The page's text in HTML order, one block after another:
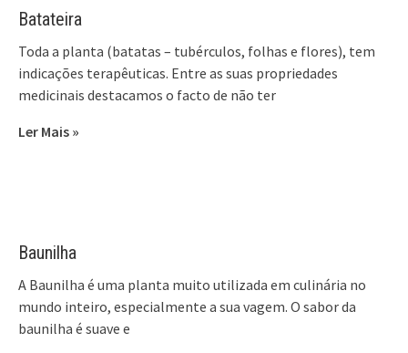
Batateira
Toda a planta (batatas – tubérculos, folhas e flores), tem
indicações terapêuticas. Entre as suas propriedades
medicinais destacamos o facto de não ter
Ler Mais »
Baunilha
A Baunilha é uma planta muito utilizada em culinária no
mundo inteiro, especialmente a sua vagem. O sabor da
baunilha é suave e